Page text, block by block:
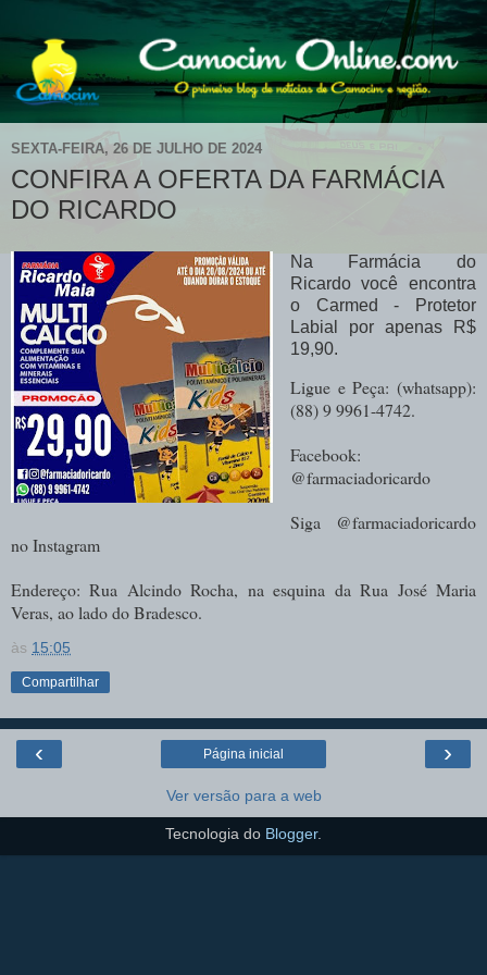
SEXTA-FEIRA, 26 DE JULHO DE 2024
CONFIRA A OFERTA DA FARMÁCIA
DO RICARDO
Na Farmácia do
Ricardo você encontra
o Carmed - Protetor
Labial por apenas R$
19,90.
Ligue e Peça: (whatsapp):
(88) 9 9961-4742.
Facebook:
@farmaciadoricardo
Siga @farmaciadoricardo
no Instagram
Endereço: Rua Alcindo Rocha, na esquina da Rua José Maria
Veras, ao lado do Bradesco.
às 15:05
Compartilhar
‹ ›
Página inicial
Ver versão para a web
Tecnologia do Blogger.